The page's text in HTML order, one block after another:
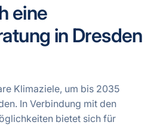
eine
in Dresden
Klimaziele, um bis 2035
In Verbindung mit den
bietet sich für